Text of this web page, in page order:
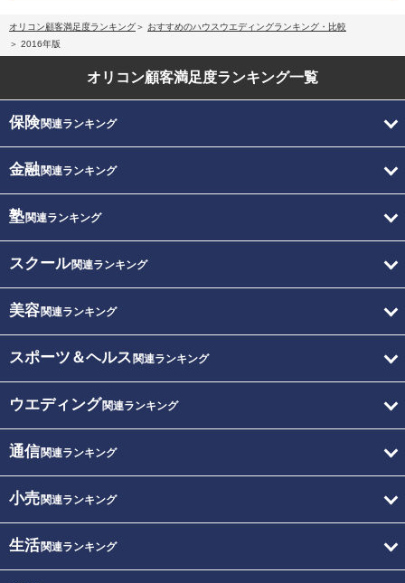
オリコン顧客満足度ランキング
おすすめのハウスウエディングランキング・比較
2016年版
オリコン顧客満足度ランキング一覧
保険関連ランキング
金融関連ランキング
塾関連ランキング
スクール関連ランキング
美容関連ランキング
スポーツ＆ヘルス 関連ランキング
ウエディング関連ランキング
通信関連ランキング
小売関連ランキング
生活関連ランキング